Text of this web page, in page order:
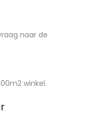
naar de
winkel.